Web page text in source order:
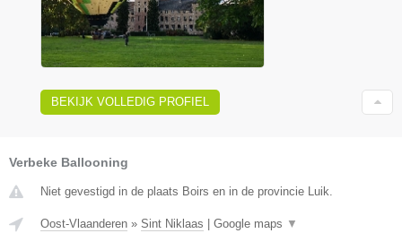
BEKIJK VOLLEDIG PROFIEL
Verbeke Ballooning
Niet gevestigd in de plaats Boirs en in de provincie Luik.
Oost-Vlaanderen » Sint Niklaas Google maps ▼